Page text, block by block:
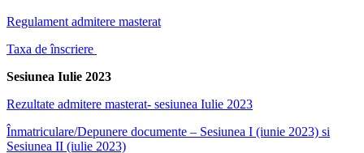
Regulament admitere masterat
Taxa de înscriere
Sesiunea Iulie 2023
Rezultate admitere masterat- sesiunea Iulie 2023
Înmatriculare/Depunere documente – Sesiunea I (iunie 2023) si
Sesiunea II (iulie 2023)